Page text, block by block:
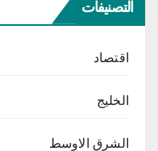
التصنيفات
اقتصاد
الخليج
الشرق الاوسط